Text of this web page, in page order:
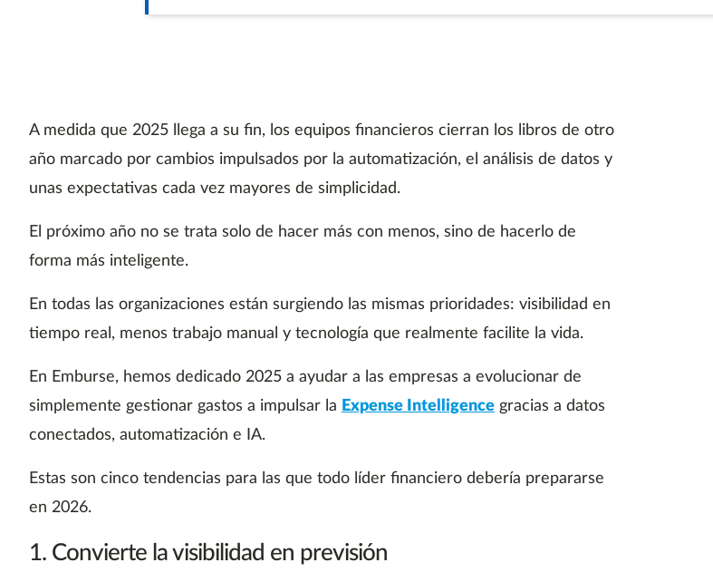
A medida que 2025 llega a su fin, los equipos financieros cierran los libros de otro
año marcado por cambios impulsados por la automatización, el análisis de datos y
unas expectativas cada vez mayores de simplicidad.
El próximo año no se trata solo de hacer más con menos, sino de hacerlo de
forma más inteligente.
En todas las organizaciones están surgiendo las mismas prioridades: visibilidad en
tiempo real, menos trabajo manual y tecnología que realmente facilite la vida.
En Emburse, hemos dedicado 2025 a ayudar a las empresas a evolucionar de
simplemente gestionar gastos a impulsar la Expense Intelligence gracias a datos
conectados, automatización e IA.
Estas son cinco tendencias para las que todo líder financiero debería prepararse
en 2026.
1. Convierte la visibilidad en previsión